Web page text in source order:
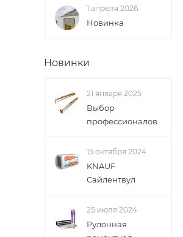
1 апреля 2026
Новинка
Новинки
21 января 2025
Выбор
профессионалов
15 октября 2024
KNAUF
Сайлентвул
25 июля 2024
Рулонная